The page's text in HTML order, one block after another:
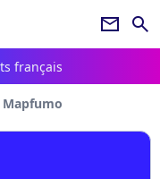
newsletter search
français
Mapfumo